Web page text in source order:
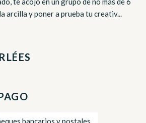
arcilla y poner a prueba tu creativ...
bancarios y postales